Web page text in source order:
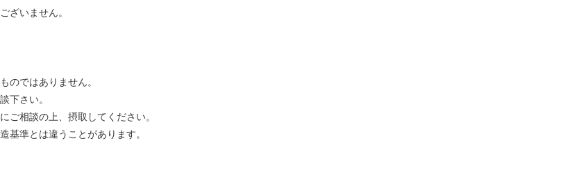
ざいません。
のではありません。
下さい。
ご相談の上、摂取してください。
基準とは違うことがあります。